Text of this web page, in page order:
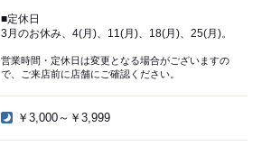
■定休日
3月のお休み、4(月)、11(月)、18(月)、25(月)。
営業時間・定休日は変更となる場合がございますの
で、ご来店前に店舗にご確認ください。
￥3,000～￥3,999